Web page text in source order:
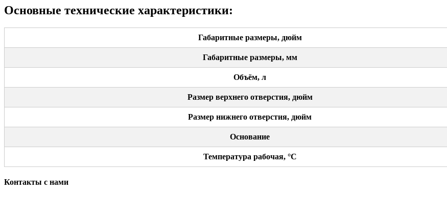
Основные технические характеристики:
Габаритные размеры, дюйм
Габаритные размеры, мм
Объём, л
Размер верхнего отверстия, дюйм
Размер нижнего отверстия, дюйм
Основание
Температура рабочая, °С
Контакты с нами